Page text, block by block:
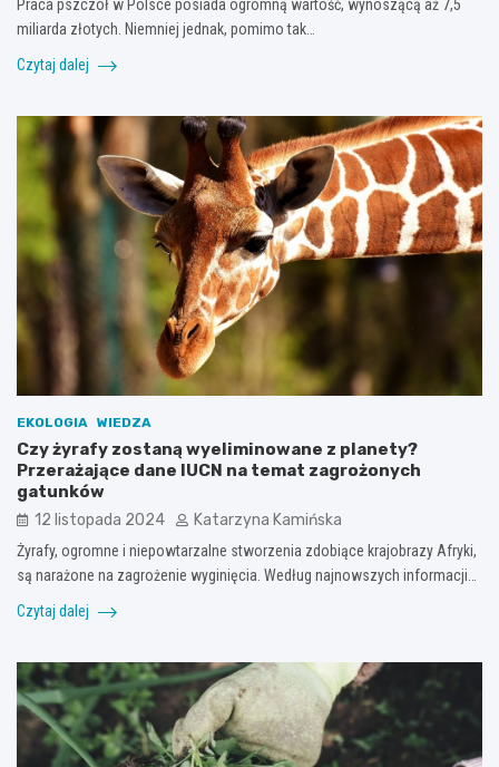
Praca pszczół w Polsce posiada ogromną wartość, wynoszącą aż 7,5
miliarda złotych. Niemniej jednak, pomimo tak…
Czytaj dalej
EKOLOGIA WIEDZA
Czy żyrafy zostaną wyeliminowane z planety?
Przerażające dane IUCN na temat zagrożonych
gatunków
12 listopada 2024 Katarzyna Kamińska
Żyrafy, ogromne i niepowtarzalne stworzenia zdobiące krajobrazy Afryki,
są narażone na zagrożenie wyginięcia. Według najnowszych informacji…
Czytaj dalej